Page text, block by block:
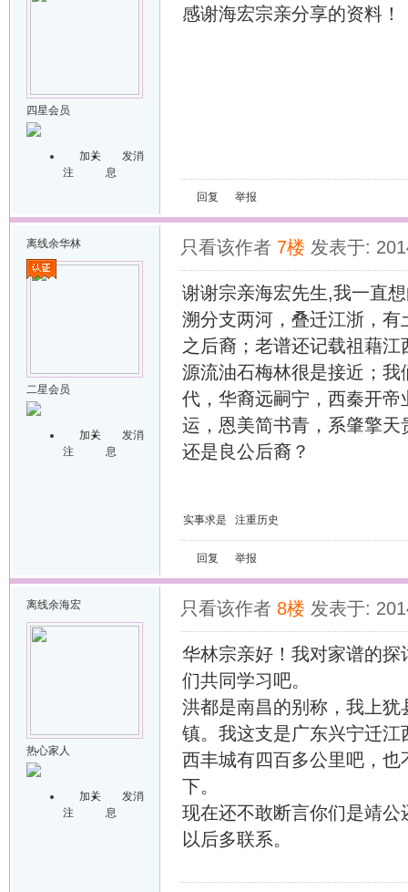
四星会员
加关
注
发消
息
感谢海宏宗亲分享的资料！
回复 举报
离线余华林
二星会员
加关
注
发消
息
只看该作者 7楼 发表于:
谢谢宗亲海宏先生,我一直
溯分支两河，叠迁江浙，
之后裔；老谱还记载祖藉
源流油石梅林很是接近；
代，华裔远嗣宁，西秦开
运，恩美简书青，系肇擎
还是良公后裔？
实事求是 注重历史
回复 举报
离线余海宏
热心家人
加关
注
发消
息
只看该作者 8楼 发表于:
华林宗亲好！我对家谱的
们共同学习吧。
洪都是南昌的别称，我上
镇。我这支是广东兴宁迁
西丰城有四百多公里吧，
下。
现在还不敢断言你们是靖
以后多联系。